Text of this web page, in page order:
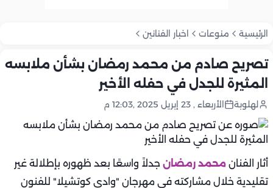
الرئيسية منوعات اخبار الفنانين
تصريح صادم من محمد رمضان بشأن ملابسه
المثيرة للجدل في حفله الأخير
لهلوبة الأربعاء , 23 إبريل 2025 ,12:03 م
أثار الفنان محمد رمضان جدلاً واسعًا بعد ظهوره بإطلالة غير
تقليدية خلال مشاركته في مهرجان "وادي كوتشيلا" للفنون